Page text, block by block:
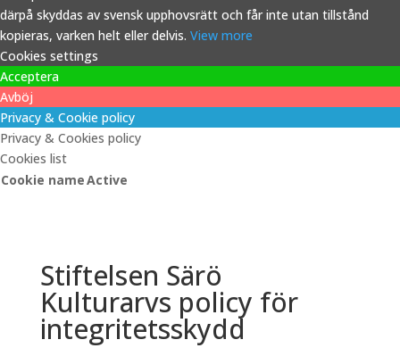
därpå skyddas av svensk upphovsrätt och får inte utan tillstånd
kopieras, varken helt eller delvis. View more
Cookies settings
Acceptera
Avböj
Privacy & Cookie policy
Privacy & Cookies policy
Cookies list
Cookie nameActive
Stiftelsen Särö
Kulturarvs policy för
integritetsskydd